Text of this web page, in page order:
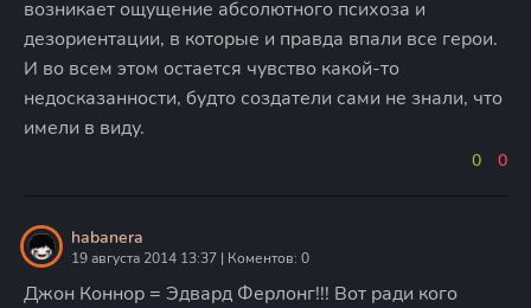
возникает ощущение абсолютного психоза и
дезориентации, в которые и правда впали все герои.
И во всем этом остается чувство какой-то
недосказанности, будто создатели сами не знали, что
имели в виду.
0 0
habanera
19 августа 2014 13:37 | Коментов: 0
Джон Коннор = Эдвард Ферлонг!!! Вот ради кого